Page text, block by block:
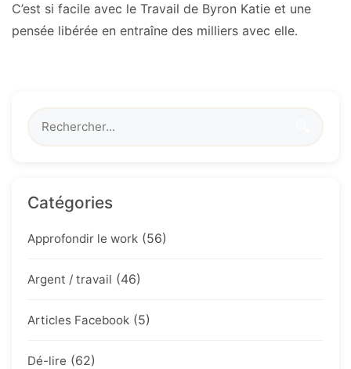
C’est si facile avec le Travail de Byron Katie et une
pensée libérée en entraîne des milliers avec elle.
Catégories
Approfondir le work (56)
Argent / travail (46)
Articles Facebook (5)
Dé-lire (62)